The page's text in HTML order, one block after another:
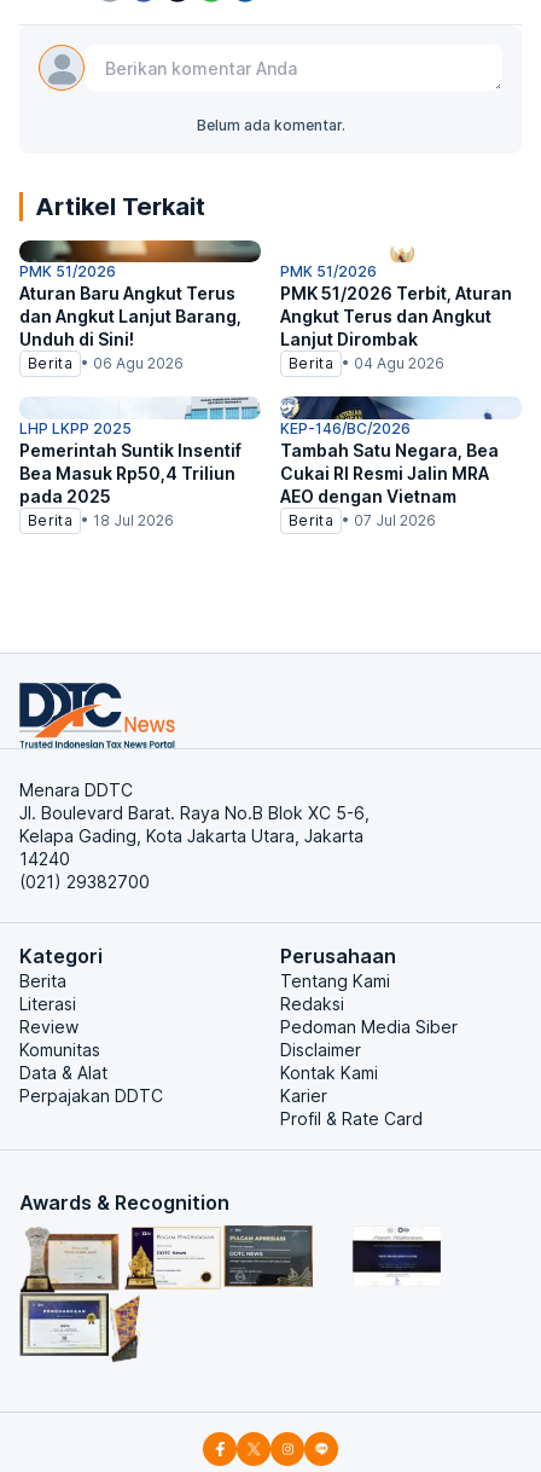
Belum ada komentar.
Artikel Terkait
PMK 51/2026
Aturan Baru Angkut Terus
dan Angkut Lanjut Barang,
Unduh di Sini!
Berita • 06 Agu 2026
PMK 51/2026
PMK 51/2026 Terbit, Aturan
Angkut Terus dan Angkut
Lanjut Dirombak
Berita • 04 Agu 2026
LHP LKPP 2025
Pemerintah Suntik Insentif
Bea Masuk Rp50,4 Triliun
pada 2025
Berita • 18 Jul 2026
KEP-146/BC/2026
Tambah Satu Negara, Bea
Cukai RI Resmi Jalin MRA
AEO dengan Vietnam
Berita • 07 Jul 2026
Menara DDTC
Jl. Boulevard Barat. Raya No.B Blok XC 5-6,
Kelapa Gading, Kota Jakarta Utara, Jakarta
14240
(021) 29382700
Kategori
Berita
Literasi
Review
Komunitas
Data & Alat
Perpajakan DDTC
Perusahaan
Tentang Kami
Redaksi
Pedoman Media Siber
Disclaimer
Kontak Kami
Karier
Profil & Rate Card
Awards & Recognition